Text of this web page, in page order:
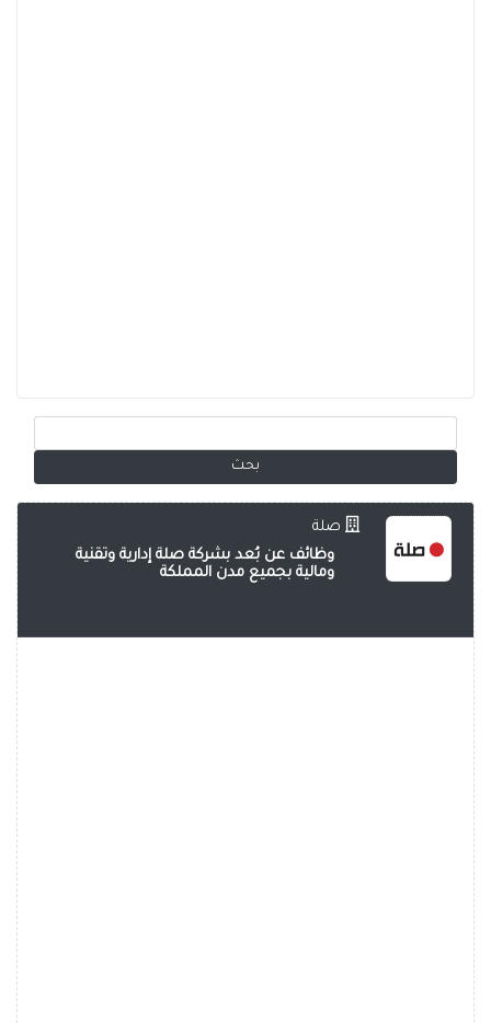
صلة
وظائف عن بُعد بشركة صلة إدارية وتقنية
ومالية بجميع مدن المملكة